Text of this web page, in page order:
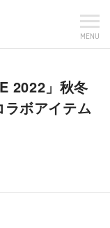
MENU
2022」秋冬
ボアイテム